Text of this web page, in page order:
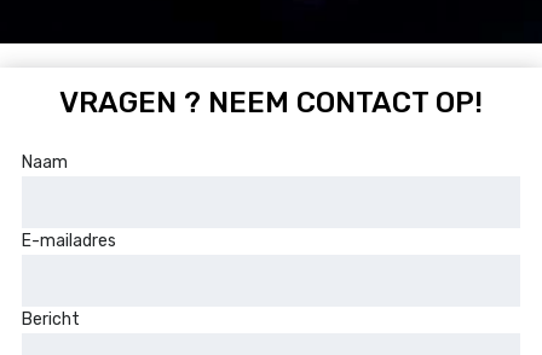
VRAGEN ? NEEM CONTACT OP!
Naam
E-mailadres
Bericht